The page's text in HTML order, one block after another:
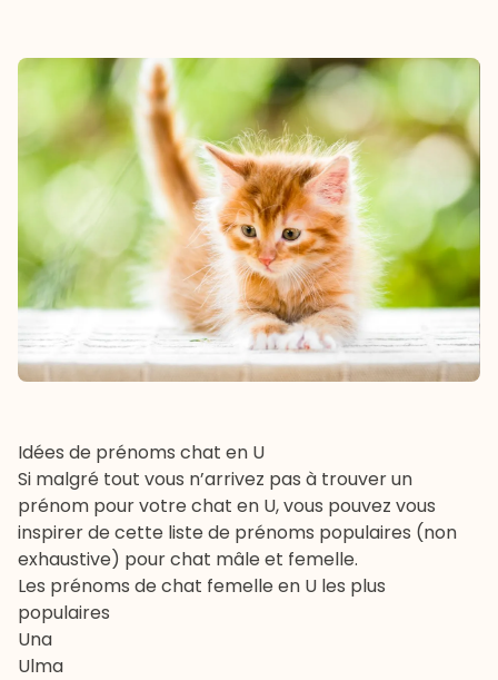
Idées de prénoms chat en U
Si malgré tout vous n’arrivez pas à trouver un
prénom pour votre chat en U, vous pouvez vous
inspirer de cette liste de prénoms populaires (non
exhaustive) pour chat mâle et femelle.
Les prénoms de chat femelle en U les plus
populaires
Una
Ulma